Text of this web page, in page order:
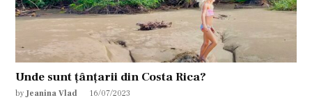
Unde sunt țânțarii din Costa Rica?
by Jeanina Vlad 16/07/2023